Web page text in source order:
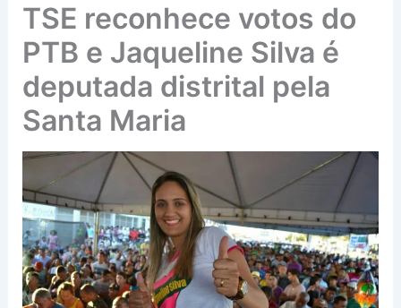
TSE reconhece votos do
PTB e Jaqueline Silva é
deputada distrital pela
Santa Maria